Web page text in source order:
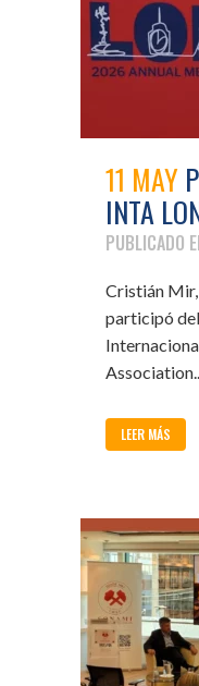
11 MAY
INTA
PUBLICADO
Cristián
participó
LEER MÁS